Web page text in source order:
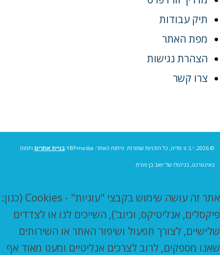
תיק עבודות
מפת האתר
הצהרת נגישות
צרו קשר
© 2026, י.ב.פ מדיה, כל הזכויות שמורות. פיתוח האתר: YBPmedia בניית אתרים ויזמות
באינטרנט, בניהולו של יואב בן פורת.
אתר זה עושה שימוש בקבצי "עוגיות" - Cookies (כגון:
פיקסלים, אנליטיקס, וכיוב'), השייכים לנו או לצדדים
שלישיים, לצורך תפעול ושיפור האתר או השירותים
שאנו מספקים, לרוב לצרכים אנליטיים ומעט מאוד אף